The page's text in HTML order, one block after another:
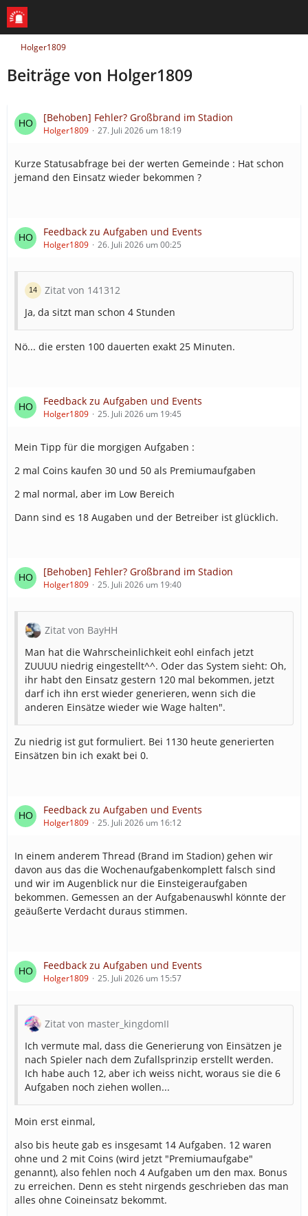
Holger1809
Beiträge von Holger1809
[Behoben] Fehler? Großbrand im Stadion
Holger1809 27. Juli 2026 um 18:19
Kurze Statusabfrage bei der werten Gemeinde : Hat schon
jemand den Einsatz wieder bekommen ?
Feedback zu Aufgaben und Events
Holger1809 26. Juli 2026 um 00:25
Zitat von 141312
Ja, da sitzt man schon 4 Stunden
Nö... die ersten 100 dauerten exakt 25 Minuten.
Feedback zu Aufgaben und Events
Holger1809 25. Juli 2026 um 19:45
Mein Tipp für die morgigen Aufgaben :
2 mal Coins kaufen 30 und 50 als Premiumaufgaben
2 mal normal, aber im Low Bereich
Dann sind es 18 Augaben und der Betreiber ist glücklich.
[Behoben] Fehler? Großbrand im Stadion
Holger1809 25. Juli 2026 um 19:40
Zitat von BayHH
Man hat die Wahrscheinlichkeit eohl einfach jetzt
ZUUUU niedrig eingestellt^^. Oder das System sieht: Oh,
ihr habt den Einsatz gestern 120 mal bekommen, jetzt
darf ich ihn erst wieder generieren, wenn sich die
anderen Einsätze wieder wie Wage halten".
Zu niedrig ist gut formuliert. Bei 1130 heute generierten
Einsätzen bin ich exakt bei 0.
Feedback zu Aufgaben und Events
Holger1809 25. Juli 2026 um 16:12
In einem anderem Thread (Brand im Stadion) gehen wir
davon aus das die Wochenaufgabenkomplett falsch sind
und wir im Augenblick nur die Einsteigeraufgaben
bekommen. Gemessen an der Aufgabenauswhl könnte der
geäußerte Verdacht duraus stimmen.
Feedback zu Aufgaben und Events
Holger1809 25. Juli 2026 um 15:57
Zitat von master_kingdomII
Ich vermute mal, dass die Generierung von Einsätzen je
nach Spieler nach dem Zufallsprinzip erstellt werden.
Ich habe auch 12, aber ich weiss nicht, woraus sie die 6
Aufgaben noch ziehen wollen...
Moin erst einmal,
also bis heute gab es insgesamt 14 Aufgaben. 12 waren
ohne und 2 mit Coins (wird jetzt "Premiumaufgabe"
genannt), also fehlen noch 4 Aufgaben um den max. Bonus
zu erreichen. Denn es steht nirgends geschrieben das man
alles ohne Coineinsatz bekommt.